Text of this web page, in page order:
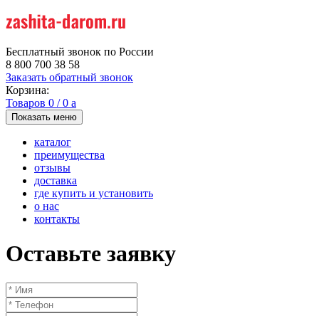
Бесплатный звонок по России
8 800 700 38 58
Заказать обратный звонок
Корзина:
Товаров 0 /0 a
Показать меню
каталог
преимущества
отзывы
доставка
где купить и установить
о нас
контакты
Оставьте заявку